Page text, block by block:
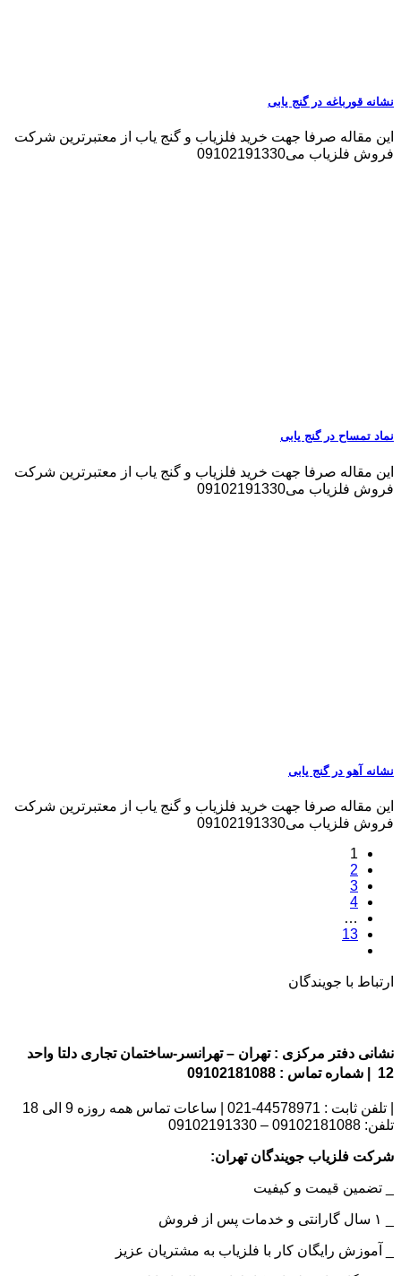
نشانه قورباغه در گنج یابی
این مقاله صرفا جهت خرید فلزیاب و گنج یاب از معتبرترین شرکت
فروش فلزیاب می09102191330
نماد تمساح در گنج یابی
این مقاله صرفا جهت خرید فلزیاب و گنج یاب از معتبرترین شرکت
فروش فلزیاب می09102191330
نشانه آهو در گنج یابی
این مقاله صرفا جهت خرید فلزیاب و گنج یاب از معتبرترین شرکت
فروش فلزیاب می09102191330
1
2
3
4
…
13
ارتباط با جویندگان
نشانی دفتر مرکزی : تهران – تهرانسر-ساختمان تجاری دلتا واحد
12 | شماره تماس : 09102181088
| تلفن ثابت : 44578971-021 | ساعات تماس همه روزه 9 الی 18
تلفن: 09102181088 – 09102191330
شرکت فلزیاب جویندگان تهران:
_ تضمین قیمت و کیفیت
_ آموزش رایگان کار با فلزیاب به مشتریان عزیز